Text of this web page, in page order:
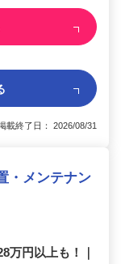
終了日： 2026/08/31
・メンテナン
万円以上も！｜